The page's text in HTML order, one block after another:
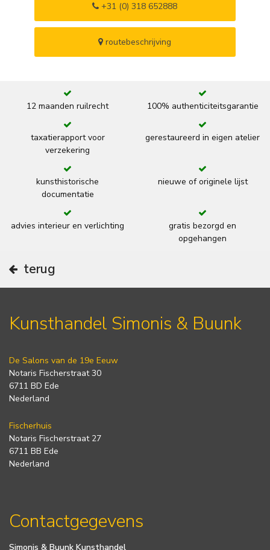
+31 (0) 318 652888
routebeschrijving
12 maanden ruilrecht 100% authenticiteitsgarantie
taxatierapport voor
verzekering
gerestaureerd in eigen atelier
kunsthistorische
documentatie
nieuwe of originele lijst
advies interieur en verlichting
gratis bezorgd en
opgehangen
terug
Kunsthandel Simonis & Buunk
De Salons van de 19e Eeuw
Notaris Fischerstraat 30
6711 BD Ede
Nederland
Fischerhuis
Notaris Fischerstraat 27
6711 BB Ede
Nederland
Contactgegevens
Simonis & Buunk Kunsthandel